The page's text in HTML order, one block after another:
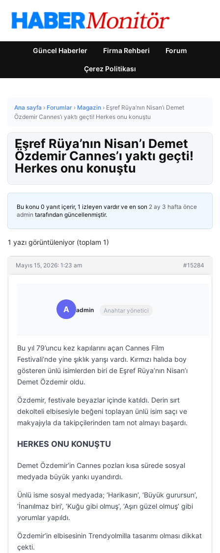
Güncel Haberler Firma Rehberi Forum
Çerez Politikası
Ana sayfa › Forumlar › Magazin › Eşref Rüya’nın Nisan’ı Demet
Özdemir Cannes’ı yaktı geçti! Herkes onu konuştu
Eşref Rüya’nın Nisan’ı Demet
Özdemir Cannes’ı yaktı geçti!
Herkes onu konuştu
Bu konu 0 yanıt içerir, 1 izleyen vardır ve en son 2 ay 3 hafta önce
admin tarafından güncellenmiştir.
1 yazı görüntüleniyor (toplam 1)
Mayıs 15, 2026: 1:23 am #15284
A admin Anahtar yönetici
Bu yıl 79’uncu kez kapılarını açan Cannes Film
Festivali’nde yine şıklık yarışı vardı. Kırmızı halıda boy
gösteren ünlü isimlerden biri de Eşref Rüya’nın Nisan’ı
Demet Özdemir oldu.
Özdemir, festivale beyazlar içinde katıldı. Derin sırt
dekolteli elbisesiyle beğeni toplayan ünlü isim saçı ve
makyajıyla da takipçilerinden tam not almayı başardı.
HERKES ONU KONUŞTU
Demet Özdemir’in Cannes pozları kısa sürede sosyal
medyada büyük yankı uyandırdı.
Ünlü isme sosyal medyada; ‘Harikasın’, ‘Büyük gurursun’,
‘İnanılmaz biri’, ‘Kuğu gibi olmuş’, ‘Aşırı güzel olmuş’ gibi
yorumlar yapıldı.
Özdemir’in elbisesinin Trendyolmilla tasarımı olması dikkat
çekti.